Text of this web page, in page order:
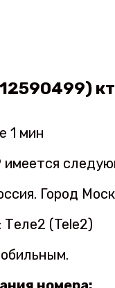
1 мин
Город
Теле2 (Tele2)